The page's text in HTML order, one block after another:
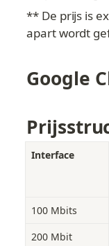
** De prijs is
apart wordt
Google
Interface
100 Mbits
200 Mbit